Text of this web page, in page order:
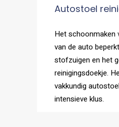
Autostoel
Het schoonmaken
van de auto
stofzuigen en het
reinigingsdoekje.
vakkundig
intensieve klus.